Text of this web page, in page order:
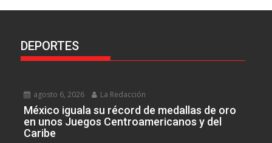
DEPORTES
agosto 6, 2026 La Redacción
México iguala su récord de medallas de oro
en unos Juegos Centroamericanos y del
Caribe